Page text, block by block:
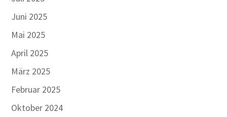
Juni 2025
Mai 2025
April 2025
März 2025
Februar 2025
Oktober 2024